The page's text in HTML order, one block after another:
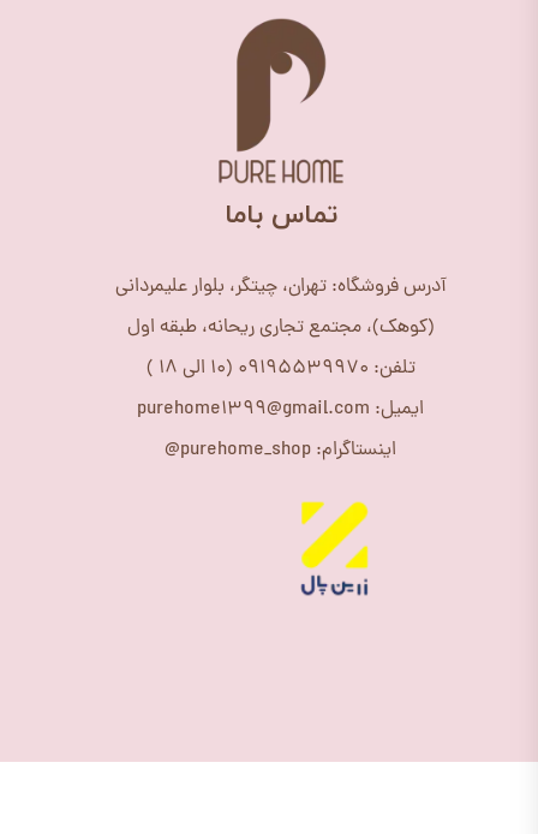
​تماس باما
آدرس فروشگاه: تهران، چیتگر، بلوار علیمردانی
(کوهک)، مجتمع تجاری ریحانه، طبقه اول
تلفن: 09195539970 (10 الی 18 )
ایمیل: purehome1399@gmail.com
اینستاگرام: purehome_shop@